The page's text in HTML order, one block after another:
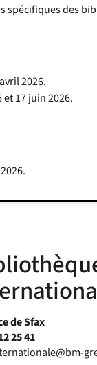
spécifiques des
2026.
17 juin 2026.
de Sfax
25 41